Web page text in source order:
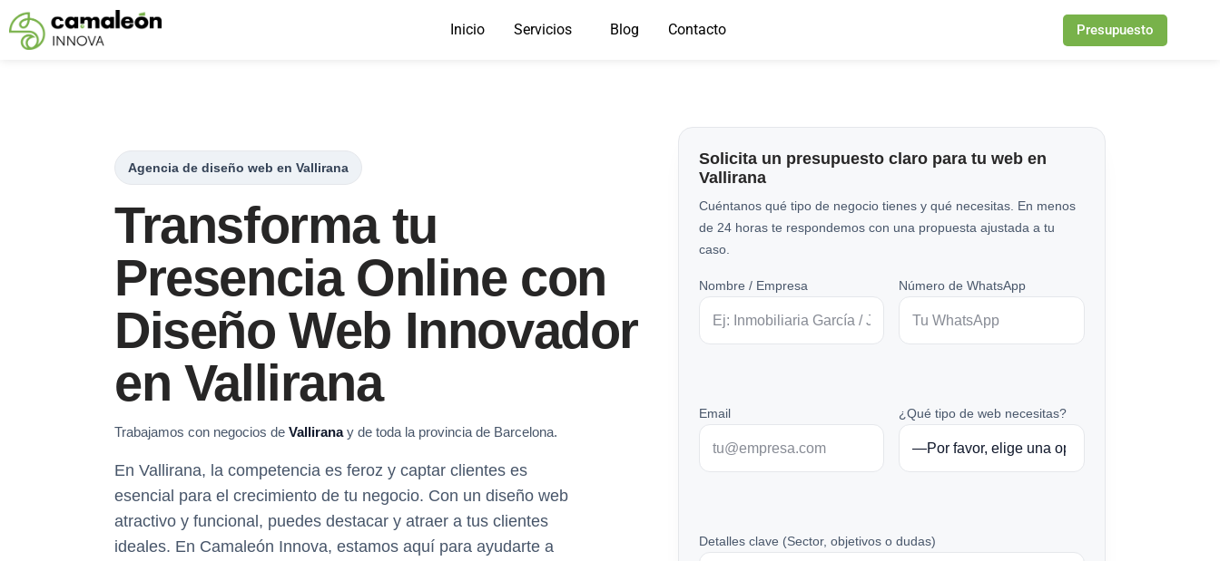
Saltar
Inicio Servicios Blog Contacto Presupuesto
Agencia de diseño web en Vallirana
Transforma tu
Presencia Online con
Diseño Web Innovador
en Vallirana
Trabajamos con negocios de Valliranay de toda la provincia de Barcelona.
En Vallirana, la competencia es feroz y captar clientes es
esencial para el crecimiento de tu negocio. Con un diseño web
atractivo y funcional, puedes destacar y atraer a tus clientes
ideales. En Camaleón Innova, estamos aquí para ayudarte a
Solicita un presupuesto claro para tu web en
Vallirana
Cuéntanos qué tipo de negocio tienes y qué necesitas. En menos
de 24 horas te respondemos con una propuesta ajustada a tu
caso.
Nombre / Empresa Número de WhatsApp
Email ¿Qué tipo de web necesitas?
Detalles clave (Sector, objetivos o dudas)